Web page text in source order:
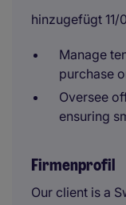
hinzugefügt
Manage
purchase
Oversee
ensuring
Firmenprofil
Our client is a